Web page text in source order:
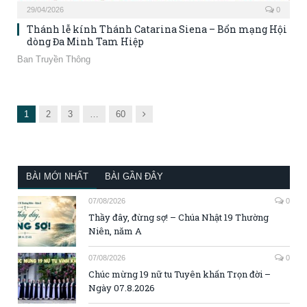
29/04/2026 0
Thánh lễ kính Thánh Catarina Siena – Bổn mạng Hội
dòng Đa Minh Tam Hiệp
Ban Truyền Thông
1 2 3 60 Next
BÀI MỚI NHẤT BÀI GẦN ĐÂY
07/08/2026 0
Thầy đây, đừng sợ! – Chúa Nhật 19 Thường
Niên, năm A
07/08/2026 0
Chúc mừng 19 nữ tu Tuyên khấn Trọn đời –
Ngày 07.8.2026